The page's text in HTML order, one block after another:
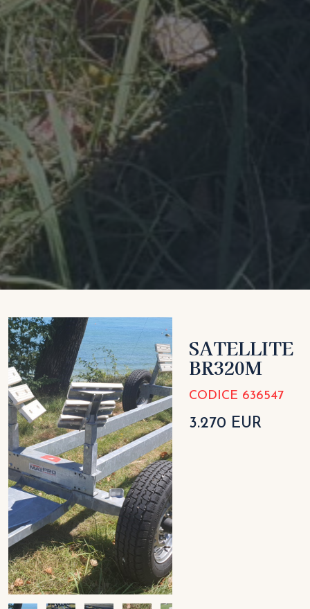
SATELLITE
BR320M
CODICE 636547
3.270 EUR